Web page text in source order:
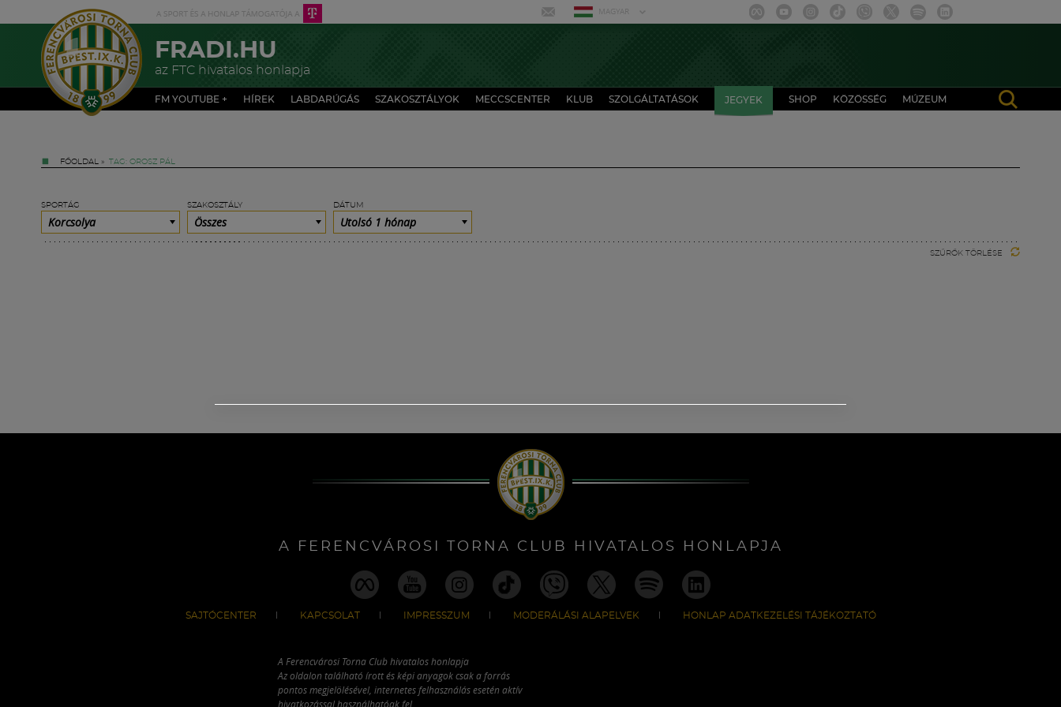
MAGYAR
FRADI.HU
az FTC hivatalos honlapja
FM YOUTUBE + HÍREK LABDARÚGÁS SZAKOSZTÁLYOK MECCSCENTER KLUB SZOLGÁLTATÁSOK JEGYEK SHOP KÖZÖSSÉG MÚZEUM
FŐOLDAL » TAG: OROSZ PÁL
SPORTÁG
Korcsolya
SZAKOSZTÁLY
Összes
DÁTUM
Utolsó 1 hónap
SZŰRŐK TÖRLÉSE
A FERENCVÁROSI TORNA CLUB HIVATALOS HONLAPJA
SAJTÓCENTER KAPCSOLAT IMPRESSZUM MODERÁLÁSI ALAPELVEK HONLAP ADATKEZELÉSI TÁJÉKOZTATÓ
A Ferencvárosi Torna Club hivatalos honlapja
Az oldalon található írott és képi anyagok csak a forrás
pontos megjelölésével, internetes felhasználás esetén aktív
hivatkozással használhatóak fel.